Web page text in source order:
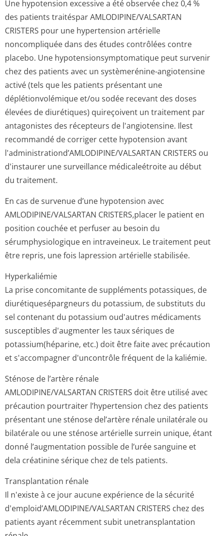
Une hypotension excessive a été observée chez 0,4 %
des patients traitéspar AMLODIPINE/VAL­SARTAN
CRISTERS pour une hypertension artérielle
noncompliquée dans des études contrôlées contre
placebo. Une hypotensionsym­ptomatique peut survenir
chez des patients avec un systèmerénine-angiotensine
activé (tels que les patients présentant une
déplétionvolémique et/ou sodée recevant des doses
élevées de diurétiques) quireçoivent un traitement par
antagonistes des récepteurs de l'angiotensine. Ilest
recommandé de corriger cette hypotension avant
l'administrati­ond’AMLODIPINE/VAL­SARTAN CRISTERS ou
d'instaurer une surveillance médicaleétroite au début
du traitement.
En cas de survenue d’une hypotension avec
AMLODIPINE/VAL­SARTAN CRISTERS,placer le patient en
position couchée et perfuser au besoin du
sérumphysiologique en intraveineux. Le traitement peut
être repris, une fois lapression artérielle stabilisée.
Hyperkaliémie
La prise concomitante de suppléments potassiques, de
diurétiquesépar­gneurs du potassium, de substituts du
sel contenant du potassium oud'autres médicaments
susceptibles d'augmenter les taux sériques de
potassium(héparine, etc.) doit être faite avec précaution
et s'accompagner d'uncontrôle fréquent de la kaliémie.
Sténose de l’artère rénale
AMLODIPINE/VAL­SARTAN CRISTERS doit être utilisé avec
précaution pourtraiter l’hypertension chez des patients
présentant une sténose del’artère rénale unilatérale ou
bilatérale ou une sténose artérielle surrein unique, étant
donné l’augmentation possible de l’urée sanguine et
dela créatinine sérique chez de tels patients.
Transplantation rénale
Il n'existe à ce jour aucune expérience de la sécurité
d'emploid’AMLO­DIPINE/VALSAR­TAN CRISTERS chez des
patients ayant récemment subit unetransplantation